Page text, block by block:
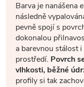
Barva je nanášena
následně
pevně spojí s
dokonalou
a barevnou stálost
prostředí. Povrch
vlhkosti, běžné
profily si tak